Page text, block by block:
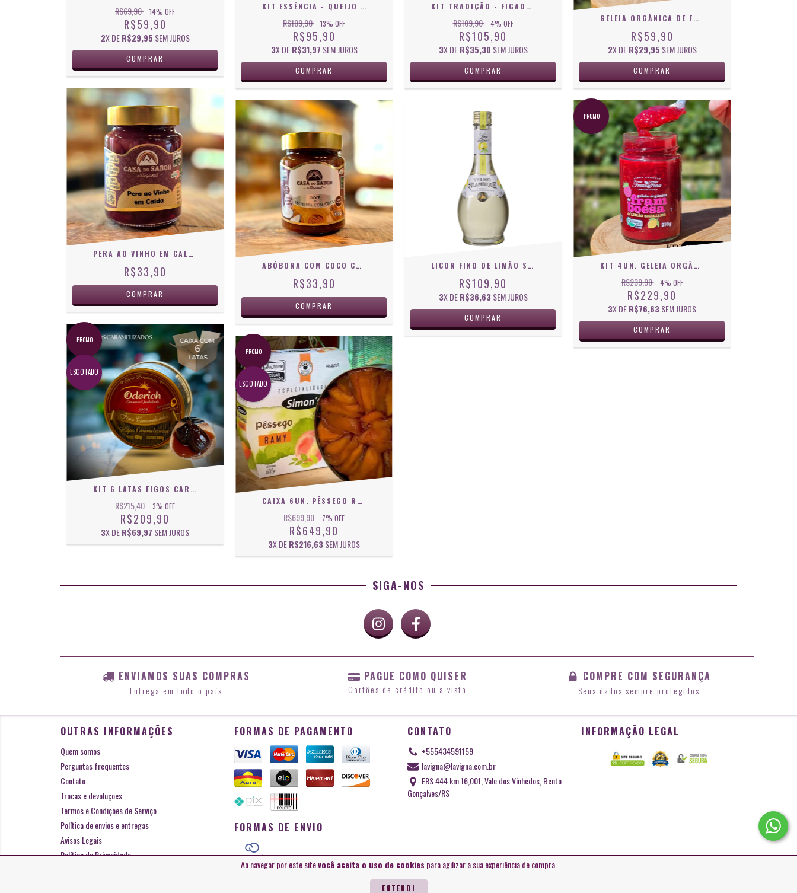
Ao navegar por este sitevocê aceita o uso de cookies para agilizar a sua experiência de compra.
ENTENDI
R$69,90 14% OFF
R$59,90
2X DER$29,95 SEM JUROS
KIT ESSÊNCIA - QUEIJO COLONIAL + GELEIA DE FRUTAS VERMELHAS ZERO AÇÚCAR
R$109,90 13% OFF
R$95,90
3X DER$31,97 SEM JUROS
KIT TRADIÇÃO - FIGADA IVANI & QUEIJO COLONIAL
R$109,90 4% OFF
R$105,90
3X DER$35,30 SEM JUROS
GELEIA ORGÂNICA DE FRAMBOESA COM LIMÃO SICILIANO
R$59,90
2X DER$29,95 SEM JUROS
PERA AO VINHO EM CALDA CASA DO SABOR 400 G
R$33,90 ABÓBORA COM COCO CREMOSA CASA DO SABOR 430G
R$33,90
LICOR FINO DE LIMÃO SICILIANO VELHO ALAMBIQUE - 375ML
R$109,90
3X DER$36,63SEM JUROS
PROMO
KIT 4UN. GELEIA ORGÂNICA DE FRAMBOESA COM LIMÃO SICILIANO 210 G
R$239,90 4% OFF
R$229,90
3X DER$76,63SEM JUROS
PROMO
ESGOTADO
KIT 6 LATAS FIGOS CARAMELIZADOS SÉRIE PREMIUM ODERICH - 300G
R$215,40 3% OFF
R$209,90
3X DER$69,97 SEM JUROS
PROMO
ESGOTADO
CAIXA 6UN. PÊSSEGO RAMY SIMON'S - LATA 600G
R$699,90 7% OFF
R$649,90
3X DER$216,63SEM JUROS
SIGA-NOS
ENVIAMOS SUAS COMPRAS
Entrega em todo o país
PAGUE COMO QUISER
Cartões de crédito ou à vista
COMPRE COM SEGURANÇA
Seus dados sempre protegidos
OUTRAS INFORMAÇÕES
Quem somos
Perguntas frequentes
Contato
Trocas e devoluções
Termos e Condições de Serviço
Política de envios e entregas
Avisos Legais
Política de Privacidade
FORMAS DE PAGAMENTO
FORMAS DE ENVIO
CONTATO
+555434591159
lavigna@lavigna.com.br
ERS 444 km 16,001, Vale dos Vinhedos, Bento
Gonçalves/RS
INFORMAÇÃO LEGAL